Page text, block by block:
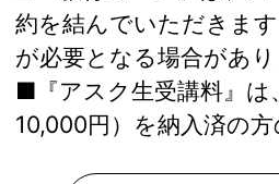
約を結んでいただきま
が必要となる場合があり
■『アスク生受講料』は
10,000円）を納入済の方